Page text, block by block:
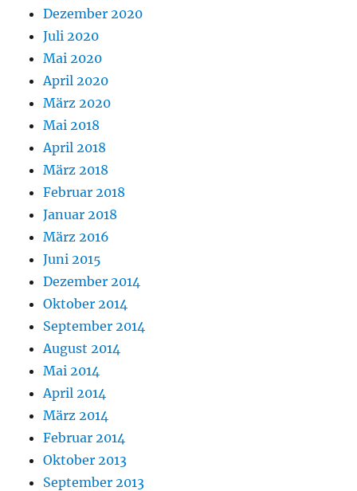
Dezember 2020
Juli 2020
Mai 2020
April 2020
März 2020
Mai 2018
April 2018
März 2018
Februar 2018
Januar 2018
März 2016
Juni 2015
Dezember 2014
Oktober 2014
September 2014
August 2014
Mai 2014
April 2014
März 2014
Februar 2014
Oktober 2013
September 2013